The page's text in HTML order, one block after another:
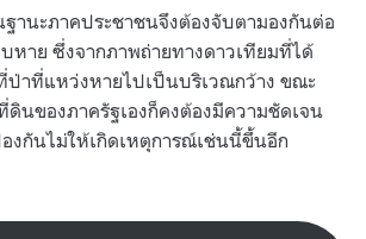
านะภาคประชาชนจึงต้องจับตามองกันต่อ
บหาย ซึ่งจากภาพถ่ายทางดาวเทียมที่ได้
าที่แหว่งหายไปเป็นบริเวณกว้าง ขณะ
ดินของภาครัฐเองก็คงต้องมีความชัดเจน
งกันไม่ให้เกิดเหตุการณ์เช่นนี้ขึ้นอีก